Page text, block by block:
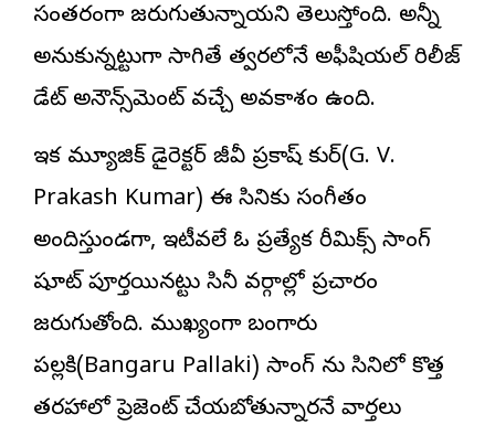
సమాంతరంగా జరుగుతున్నాయని తెలుస్తోంది. అన్నీ
అనుకున్నట్టుగా సాగితే త్వరలోనే అఫీషియ‌ల్ రిలీజ్
డేట్ అనౌన్స్‌మెంట్ వచ్చే అవకాశం ఉంది.
ఇక మ్యూజిక్ డైరెక్ట‌ర్ జీవీ ప్ర‌కాష్ కుమార్(G. V.
Prakash Kumar) ఈ సినిమాకు సంగీతం
అందిస్తుండగా, ఇటీవలే ఓ ప్రత్యేక రీమిక్స్ సాంగ్
షూట్ పూర్తయినట్టు సినీ వర్గాల్లో ప్రచారం
జరుగుతోంది. ముఖ్యంగా బంగారు
పల్లకి(Bangaru Pallaki) సాంగ్ ను సినిమాలో కొత్త
తరహాలో ప్రెజెంట్ చేయబోతున్నారనే వార్తలు